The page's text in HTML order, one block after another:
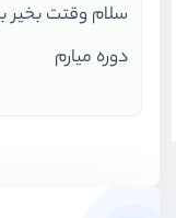
سلام وقتت بخیر
دوره میارم